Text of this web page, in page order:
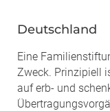
Deutschland
Eine
Zweck. Prinzipiell
auf erb- und